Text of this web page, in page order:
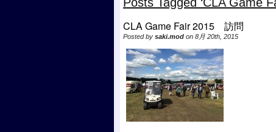
CLA Game Fair 2015 訪問
Posted by saki.mod on 8月 20th, 2015